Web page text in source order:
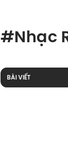
#Nhạc
BÀI VIẾT